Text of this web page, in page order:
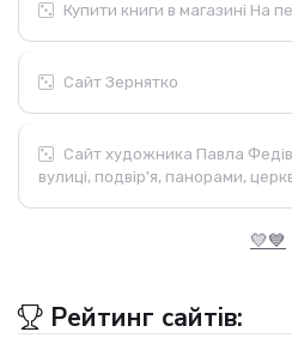
Купити книги в магазині На
Сайт Зернятко
Сайт художника Павла
вулиці, подвір'я, панорами,
💛💙
Рейтинг сайтів: